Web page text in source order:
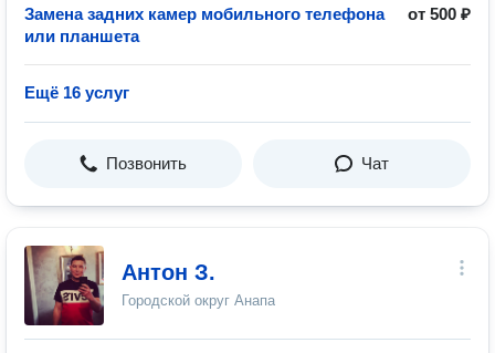
Замена задних камер мобильного телефона
или планшета
от 500 ₽
Ещё 16 услуг
Позвонить Чат
Антон З.
Городской округ Анапа